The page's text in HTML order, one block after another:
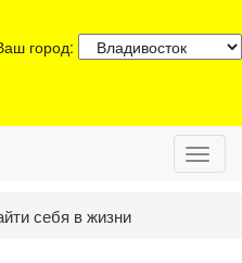
город:
себя в жизни